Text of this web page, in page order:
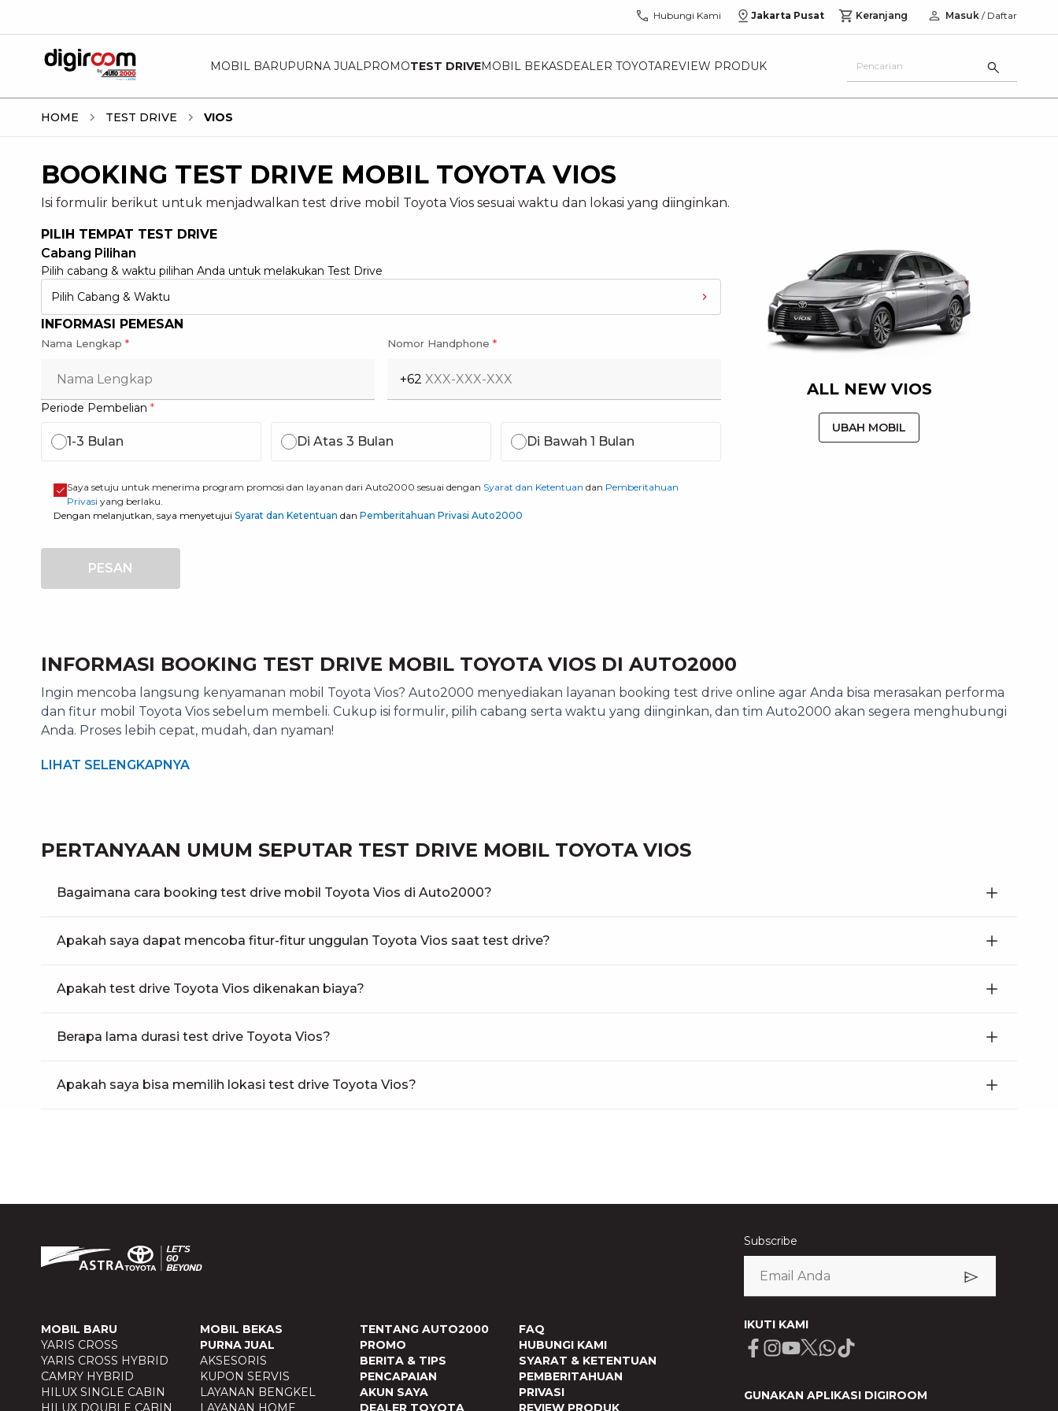
Hubungi Kami Jakarta Pusat Keranjang Masuk / Daftar
MOBIL BARUPURNA JUAL PROMOTEST DRIVEMOBIL BEKASDEALER TOYOTAREVIEW PRODUK
HOME TEST DRIVE VIOS
BOOKING TEST DRIVE MOBIL TOYOTA VIOS
Isi formulir berikut untuk menjadwalkan test drive mobil Toyota Vios sesuai waktu dan lokasi yang diinginkan.
PILIH TEMPAT TEST DRIVE
Cabang Pilihan
Pilih cabang & waktu pilihan Anda untuk melakukan Test Drive
Pilih Cabang & Waktu
INFORMASI PEMESAN
Nama Lengkap * Nomor Handphone *
+62
Periode Pembelian *
1-3 Bulan Di Atas 3 Bulan Di Bawah 1 Bulan
Saya setuju untuk menerima program promosi dan layanan dari Auto2000 sesuai dengan Syarat dan Ketentuan dan Pemberitahuan
Privasi yang berlaku.
Dengan melanjutkan, saya menyetujui Syarat dan Ketentuan dan Pemberitahuan Privasi Auto2000
PESAN
ALL NEW VIOS
UBAH MOBIL
INFORMASI BOOKING TEST DRIVE MOBIL TOYOTA VIOS DI AUTO2000
Ingin mencoba langsung kenyamanan mobil Toyota Vios? Auto2000 menyediakan layanan booking test drive online agar Anda bisa merasakan performa
dan fitur mobil Toyota Vios sebelum membeli. Cukup isi formulir, pilih cabang serta waktu yang diinginkan, dan tim Auto2000 akan segera menghubungi
Anda. Proses lebih cepat, mudah, dan nyaman!
LIHAT SELENGKAPNYA
PERTANYAAN UMUM SEPUTAR TEST DRIVE MOBIL TOYOTA VIOS
Bagaimana cara booking test drive mobil Toyota Vios di Auto2000?
Apakah saya dapat mencoba fitur-fitur unggulan Toyota Vios saat test drive?
Apakah test drive Toyota Vios dikenakan biaya?
Berapa lama durasi test drive Toyota Vios?
Apakah saya bisa memilih lokasi test drive Toyota Vios?
MOBIL BARU
YARIS CROSS
YARIS CROSS HYBRID
CAMRY HYBRID
HILUX SINGLE CABIN
HILUX DOUBLE CABIN
MOBIL BEKAS
PURNA JUAL
AKSESORIS
KUPON SERVIS
LAYANAN BENGKEL
LAYANAN HOME
TENTANG AUTO2000
PROMO
BERITA & TIPS
PENCAPAIAN
AKUN SAYA
DEALER TOYOTA
FAQ
HUBUNGI KAMI
SYARAT & KETENTUAN
PEMBERITAHUAN
PRIVASI
REVIEW PRODUK
Subscribe
IKUTI KAMI
Facebook
Instagram
Youtube
X Whatsapp
Tiktok
GUNAKAN APLIKASI DIGIROOM